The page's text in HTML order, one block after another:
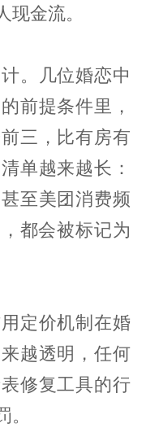
现金流。
。几位婚恋中
前提条件里，
三，比有房有
单越来越长：
至美团消费频
都会被标记为
定价机制在婚
越透明，任何
修复工具的行